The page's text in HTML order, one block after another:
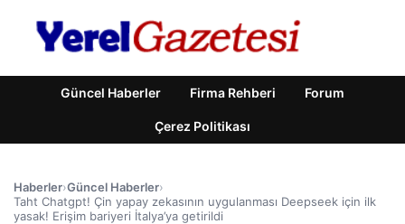
Güncel Haberler Firma Rehberi Forum
Çerez Politikası
Haberler›Güncel Haberler›
Taht Chatgpt! Çin yapay zekasının uygulanması Deepseek için ilk
yasak! Erişim bariyeri İtalya’ya getirildi